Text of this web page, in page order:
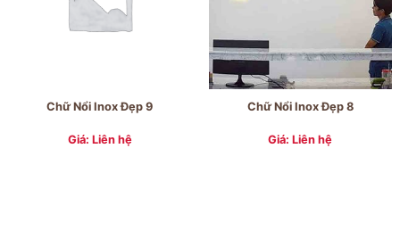
Chữ Nổi Inox Đẹp 9
Giá: Liên hệ
Chữ Nổi Inox Đẹp 8
Giá: Liên hệ